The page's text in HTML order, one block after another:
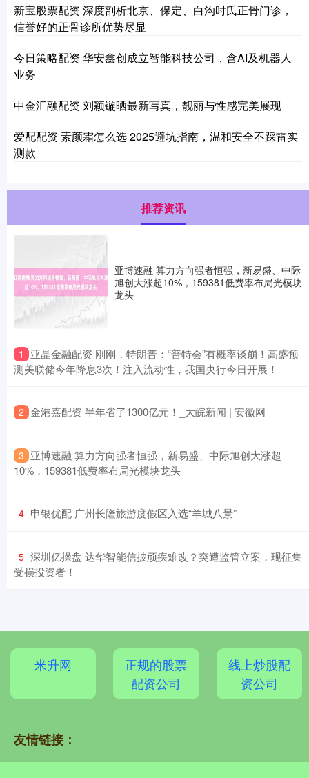
新宝股票配资 深度剖析北京、保定、白沟时氏正骨门诊，
信誉好的正骨诊所优势尽显
今日策略配资 华安鑫创成立智能科技公司，含AI及机器人
业务
中金汇融配资 刘颖镟晒最新写真，靓丽与性感完美展现
爱配配资 素颜霜怎么选 2025避坑指南，温和安全不踩雷实
测款
推荐资讯
亚博速融 算力方向强者恒强，新易盛、中际
旭创大涨超10%，159381低费率布局光模块
龙头
1
​亚晶金融配资 刚刚，特朗普：“普特会”有概率谈崩！高盛预
测美联储今年降息3次！注入流动性，我国央行今日开展！
2 ​金港嘉配资 半年省了1300亿元！_大皖新闻 | 安徽网
3 ​亚博速融 算力方向强者恒强，新易盛、中际旭创大涨超
10%，159381低费率布局光模块龙头
4 ​申银优配 广州长隆旅游度假区入选“羊城八景”
5 ​深圳亿操盘 达华智能信披顽疾难改？突遭监管立案，现征集
受损投资者！
米升网
正规的股票
配资公司
线上炒股配
资公司
友情链接：